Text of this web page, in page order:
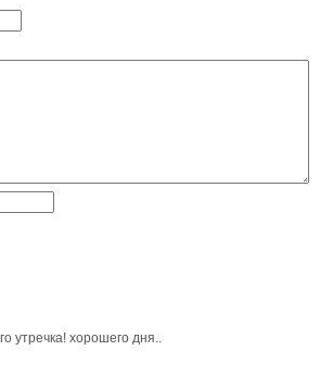
утречка! хорошего дня..